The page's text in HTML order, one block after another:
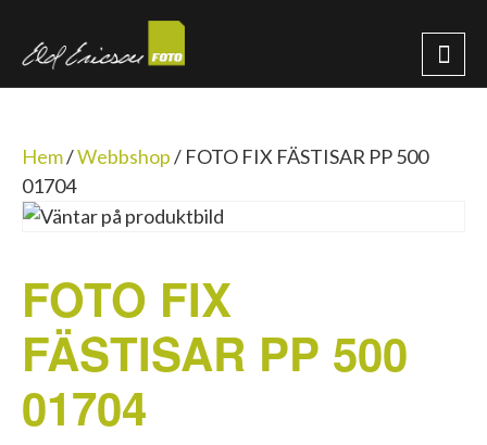
Hem/Webbshop/ FOTO FIX FÄSTISAR PP 500
01704
FOTO FIX
FÄSTISAR PP 500
01704